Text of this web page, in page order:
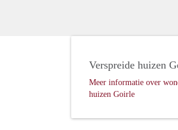
Verspreide huizen
Meer informatie over
huizen Goirle